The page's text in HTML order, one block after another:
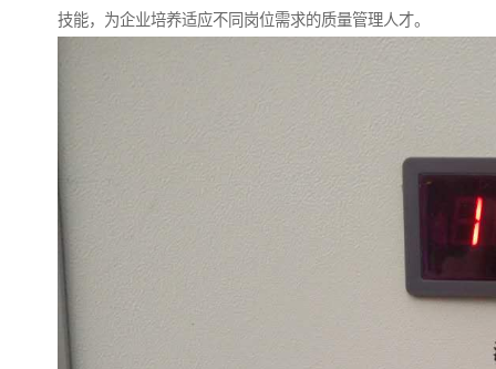
技能，为企业培养适应不同岗位需求的质量管理人才。